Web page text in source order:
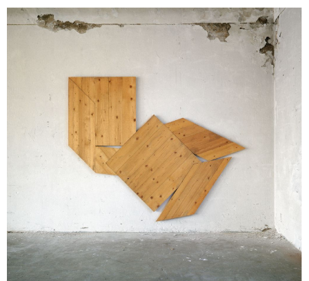
Falten Klappen Knautschen
21 Okt. 2023 - 11 Feb. 2024
Die Ausstellung «Alfonso Hüppi. Falten Klappen Knautschen»
wirft den Blick zurück und konzentriert sich dabei auf das
|Visit Website